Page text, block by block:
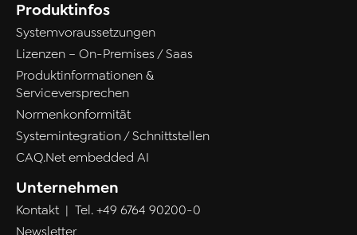
Produktinfos
Systemvoraussetzungen
Lizenzen – On-Premises / Saas
Produktinformationen &
Serviceversprechen
Normenkonformität
Systemintegration / Schnittstellen
CAQ.Net embedded AI
Unternehmen
Kontakt| Tel. +49 6764 90200-0